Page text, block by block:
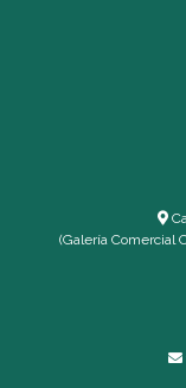
(Galería Comercial